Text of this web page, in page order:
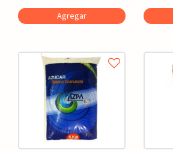
Agregar